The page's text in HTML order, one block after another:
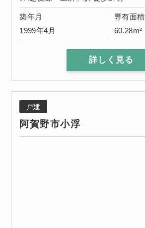
築年月
1999年4月
専有面積
60.28m²
詳しく見る
戸建
阿賀野市小浮